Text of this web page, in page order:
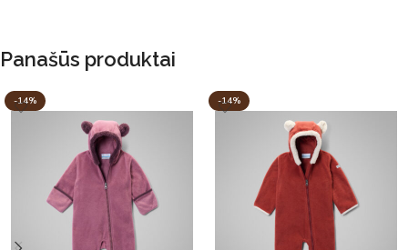
Panašūs produktai
-14% -14%